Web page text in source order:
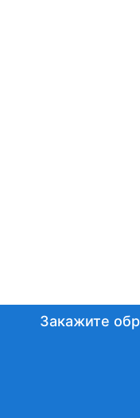
Закажите